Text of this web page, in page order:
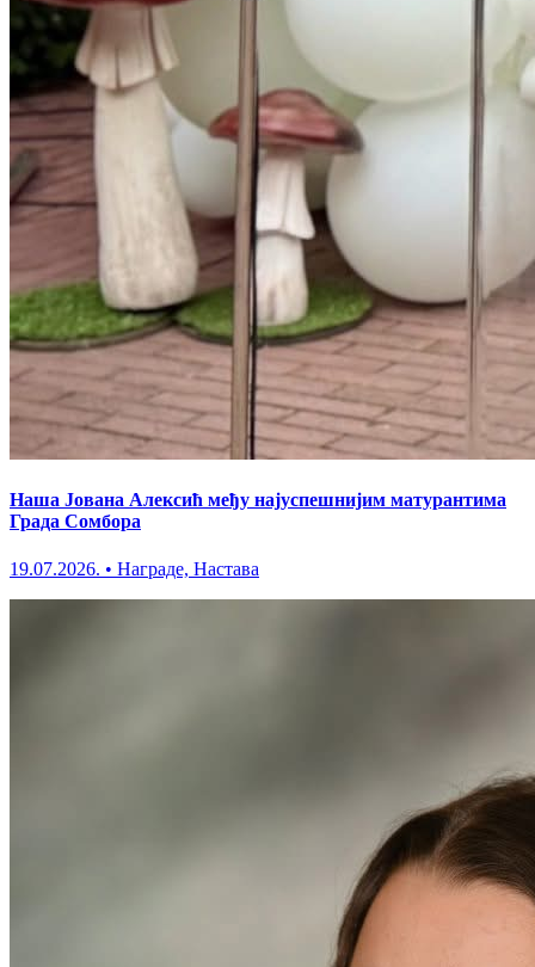
Наша Јована Алексић међу најуспешнијим матурантима
Града Сомбора
19.07.2026. • Награде, Настава